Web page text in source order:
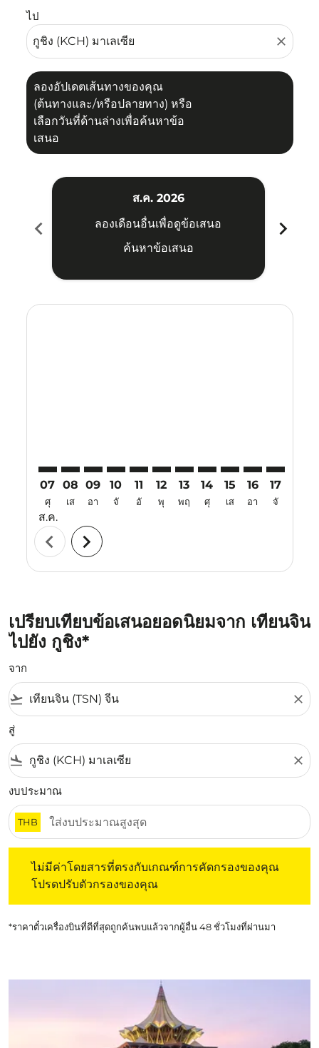
ไป
close
ลองอัปเดตเส้นทางของคุณ
(ต้นทางและ/หรือปลายทาง) หรือ
เลือกวันที่ด้านล่างเพื่อค้นหาข้อ
เสนอ
chevron_left
ส.ค. 2026
ลองเดือนอื่นเพื่อดูข้อเสนอ
ค้นหาข้อเสนอ
chevron_right
07
ศุ
ส.ค.
08
เส
09
อา
10
จั
11
อั
12
พุ
13
พฤ
14
ศุ
15
เส
16
อา
17
จั
chevron_left chevron_right
เปรียบเทียบข้อเสนอยอดนิยมจาก เทียนจิน
ไปยัง กูชิง*
จาก
flight_takeoff close
สู่
flight_land close
งบประมาณ
THB
ไม่มีค่าโดยสารที่ตรงกับเกณฑ์การคัดกรองของคุณ
โปรดปรับตัวกรองของคุณ
*ราคาตั๋วเครื่องบินที่ดีที่สุดถูกค้นพบแล้วจากผู้อื่น 48 ชั่วโมงที่ผ่านมา